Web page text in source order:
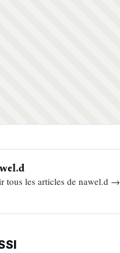
tous les articles de nawel.d →